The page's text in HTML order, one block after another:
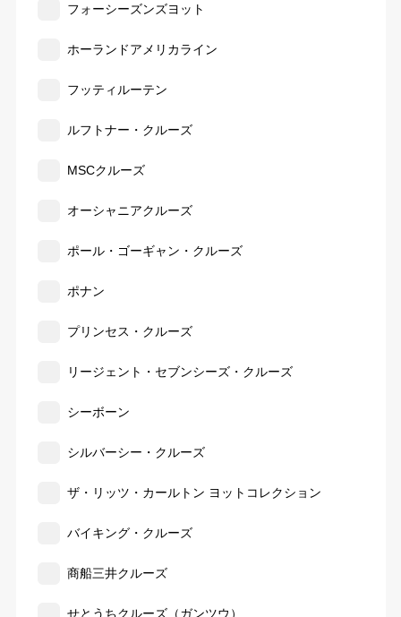
フォーシーズンズヨット
ホーランドアメリカライン
フッティルーテン
ルフトナー・クルーズ
MSCクルーズ
オーシャニアクルーズ
ポール・ゴーギャン・クルーズ
ポナン
プリンセス・クルーズ
リージェント・セブンシーズ・クルーズ
シーボーン
シルバーシー・クルーズ
ザ・リッツ・カールトン ヨットコレクション
バイキング・クルーズ
商船三井クルーズ
せとうちクルーズ（ガンツウ）